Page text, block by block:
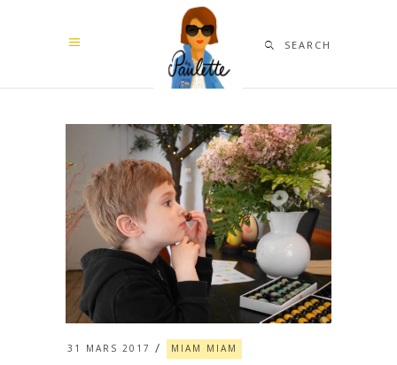
SEARCH
31 MARS 2017 MIAM MIAM